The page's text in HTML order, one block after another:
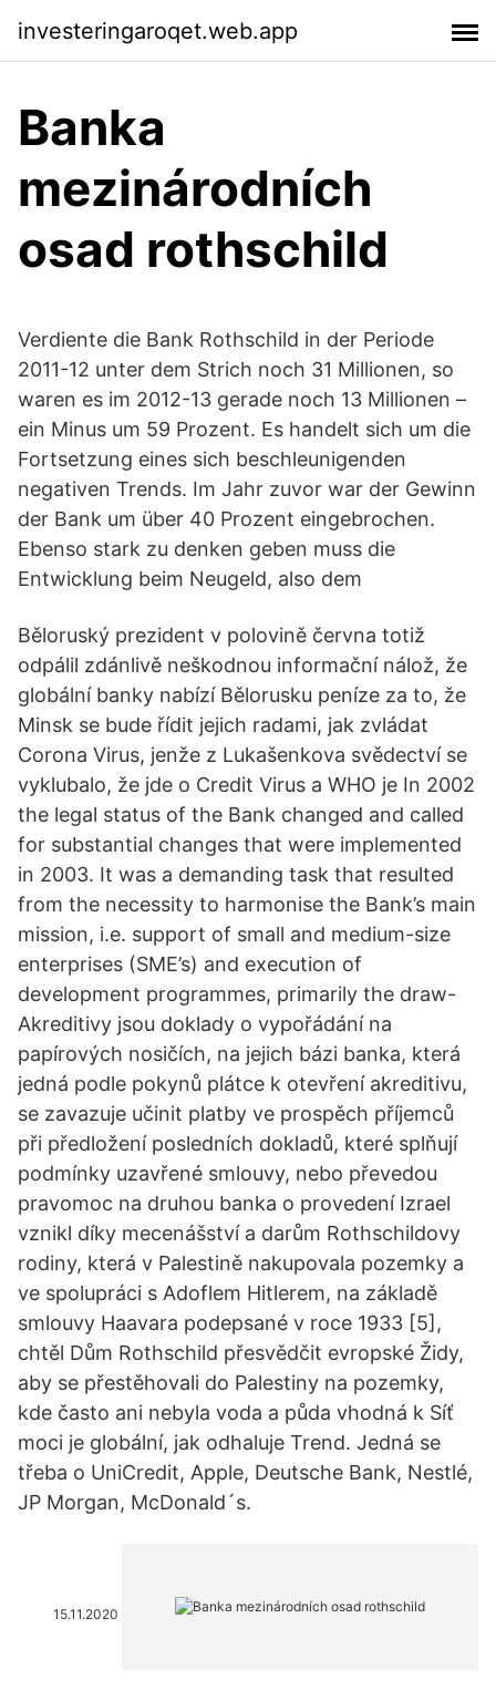
investeringaroqet.web.app
Banka
mezinárodních
osad rothschild
Verdiente die Bank Rothschild in der Periode
2011-12 unter dem Strich noch 31 Millionen, so
waren es im 2012-13 gerade noch 13 Millionen –
ein Minus um 59 Prozent. Es handelt sich um die
Fortsetzung eines sich beschleunigenden
negativen Trends. Im Jahr zuvor war der Gewinn
der Bank um über 40 Prozent eingebrochen.
Ebenso stark zu denken geben muss die
Entwicklung beim Neugeld, also dem
Běloruský prezident v polovině června totiž
odpálil zdánlivě neškodnou informační nálož, že
globální banky nabízí Bělorusku peníze za to, že
Minsk se bude řídit jejich radami, jak zvládat
Corona Virus, jenže z Lukašenkova svědectví se
vyklubalo, že jde o Credit Virus a WHO je In 2002
the legal status of the Bank changed and called
for substantial changes that were implemented
in 2003. It was a demanding task that resulted
from the necessity to harmonise the Bank’s main
mission, i.e. support of small and medium-size
enterprises (SME’s) and execution of
development programmes, primarily the draw-
Akreditivy jsou doklady o vypořádání na
papírových nosičích, na jejich bázi banka, která
jedná podle pokynů plátce k otevření akreditivu,
se zavazuje učinit platby ve prospěch příjemců
při předložení posledních dokladů, které splňují
podmínky uzavřené smlouvy, nebo převedou
pravomoc na druhou banka o provedení Izrael
vznikl díky mecenášství a darům Rothschildovy
rodiny, která v Palestině nakupovala pozemky a
ve spolupráci s Adoflem Hitlerem, na základě
smlouvy Haavara podepsané v roce 1933 [5],
chtěl Dům Rothschild přesvědčit evropské Židy,
aby se přestěhovali do Palestiny na pozemky,
kde často ani nebyla voda a půda vhodná k Síť
moci je globální, jak odhaluje Trend. Jedná se
třeba o UniCredit, Apple, Deutsche Bank, Nestlé,
JP Morgan, McDonald´s.
15.11.2020